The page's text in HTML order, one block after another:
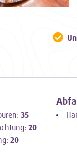
35
20
20